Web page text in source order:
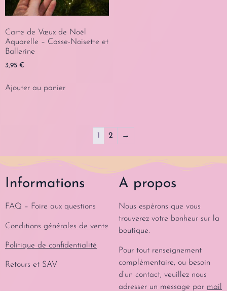
Carte de Vœux de Noël
Aquarelle – Casse-Noisette et
Ballerine
3,95 €
Ajouter au panier
1 2 →
Informations
FAQ – Foire aux questions
Conditions générales de vente
Politique de confidentialité
Retours et SAV
A propos
Nous espérons que vous
trouverez votre bonheur sur la
boutique.
Pour tout renseignement
complémentaire, ou besoin
d’un contact, veuillez nous
adresser un message par mail